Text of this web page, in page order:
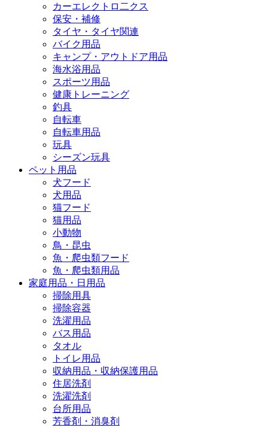
カーエレクトロ二クス
保安・補修
タイヤ・タイヤ関連
バイク用品
キャンプ・アウトドア用品
海水浴用品
スポーツ用品
健康トレーニング
釣具
自転車
自転車用品
玩具
シーズン玩具
ペット用品
犬フード
犬用品
猫フード
猫用品
小動物
鳥・昆虫
魚・爬虫類フード
魚・爬虫類用品
家庭用品・日用品
掃除用具
掃除容器
洗濯用品
バス用品
タオル
トイレ用品
収納用品・収納保護用品
住居洗剤
洗濯洗剤
台所用品
芳香剤・消臭剤